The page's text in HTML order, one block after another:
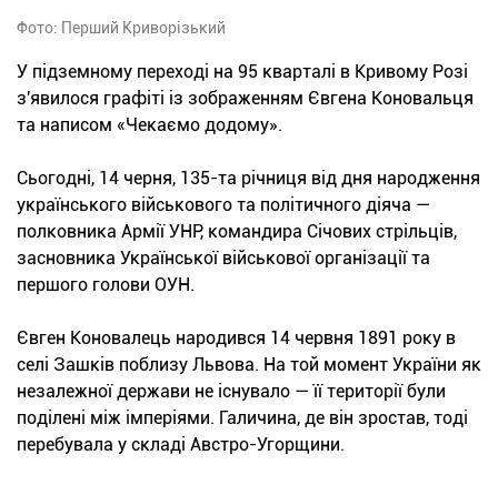
Фото: Перший Криворізький
У підземному переході на 95 кварталі в Кривому Розі
з'явилося графіті із зображенням Євгена Коновальця
та написом «Чекаємо додому».
Сьогодні, 14 черня, 135-та річниця від дня народження
українського військового та політичного діяча —
полковника Армії УНР, командира Січових стрільців,
засновника Української військової організації та
першого голови ОУН.
Євген Коновалець народився 14 червня 1891 року в
селі Зашків поблизу Львова. На той момент України як
незалежної держави не існувало — її території були
поділені між імперіями. Галичина, де він зростав, тоді
перебувала у складі Австро-Угорщини.